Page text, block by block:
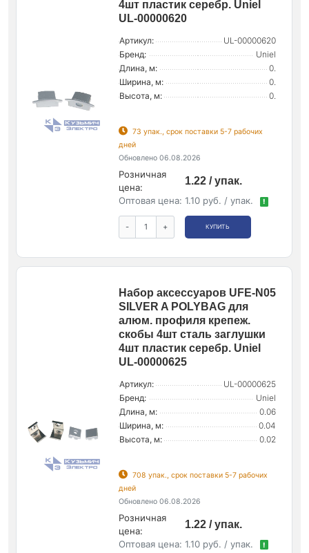
4шт пластик серебр. Uniel
UL-00000620
Артикул:
UL-00000620
Бренд:
Uniel
Длина, м:
0.
Ширина, м:
0.
Высота, м:
0.
73 упак., срок поставки 5-7 рабочих
дней
Обновлено 06.08.2026
Розничная
цена:
1.22 / упак.
Оптовая цена: 1.10 руб. / упак. !
- + КУПИТЬ
Набор аксессуаров UFE-N05
SILVER A POLYBAG для
алюм. профиля крепеж.
скобы 4шт сталь заглушки
4шт пластик серебр. Uniel
UL-00000625
Артикул:
UL-00000625
Бренд:
Uniel
Длина, м:
0.06
Ширина, м:
0.04
Высота, м:
0.02
708 упак., срок поставки 5-7 рабочих
дней
Обновлено 06.08.2026
Розничная
цена:
1.22 / упак.
Оптовая цена: 1.10 руб. / упак. !